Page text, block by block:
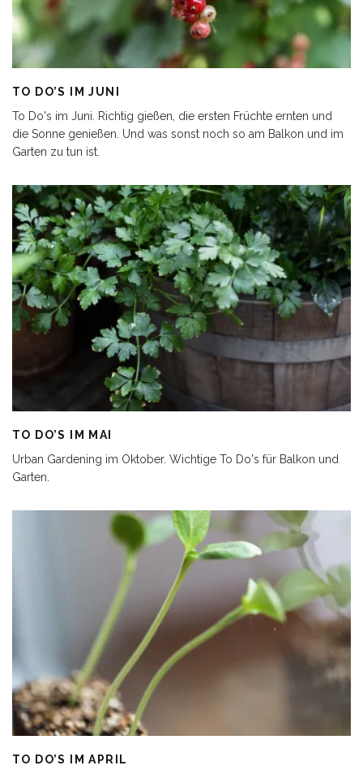
TO DO’S IM JUNI
To Do's im Juni. Richtig gießen, die ersten Früchte ernten und
die Sonne genießen. Und was sonst noch so am Balkon und im
Garten zu tun ist.
TO DO’S IM MAI
Urban Gardening im Oktober. Wichtige To Do's für Balkon und
Garten.
TO DO’S IM APRIL